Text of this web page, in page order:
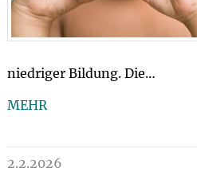
niedriger Bildung. Die…
MEHR
2.2.2026